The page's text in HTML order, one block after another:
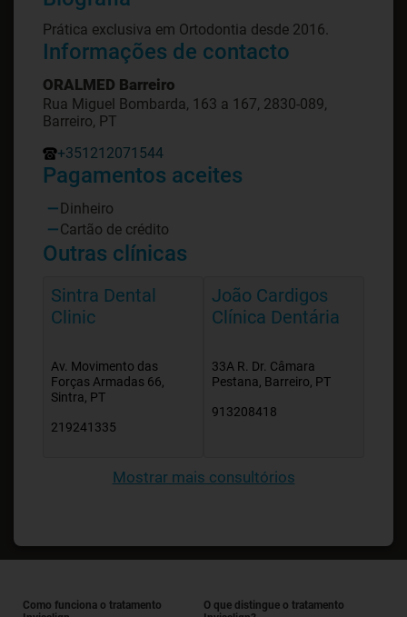
Prática exclusiva em Ortodontia desde 2016.
Informações de contacto
ORALMED Barreiro
Rua Miguel Bombarda, 163 a 167, 2830-089,
Barreiro, PT
+351212071544
Pagamentos aceites
Dinheiro
Cartão de crédito
Outras clínicas
Sintra Dental
Clinic
Av. Movimento das
Forças Armadas 66,
Sintra, PT
219241335
João Cardigos
Clínica Dentária
33A R. Dr. Câmara
Pestana, Barreiro, PT
913208418
Mostrar mais consultórios
Como funciona o tratamento
O que distingue o tratamento